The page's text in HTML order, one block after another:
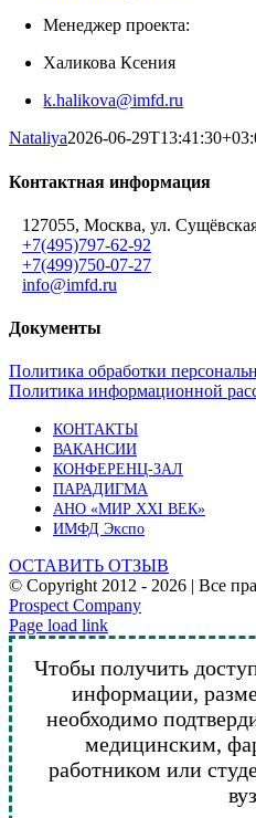
Менеджер проекта:
Халикова Ксения
k.halikova@imfd.ru
Nataliya2026-06-
Контактная информация
127055, Москва, ул.
+7(495)797-62-92
+7(499)750-07-27
info@imfd.ru
Документы
Политика обработки
Политика информационной
КОНТАКТЫ
ВАКАНСИИ
КОНФЕРЕНЦ-ЗАЛ
ПАРАДИГМА
АНО «МИР XXI ВЕК»
ИМФД Экспо
ОСТАВИТЬ ОТЗЫВ
© Copyright 2012 - 2026 | Все
Prospect Company
Vk
Telegram
YouTube
Email
Page load link
Чтобы получить
информации,
необходимо
медицинским,
работником или